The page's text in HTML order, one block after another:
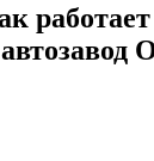
работает